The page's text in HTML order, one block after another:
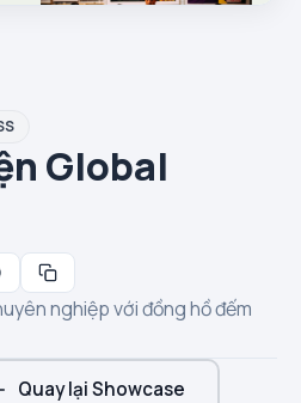
Global
nghiệp với đồng hồ đếm
Quay lại Showcase